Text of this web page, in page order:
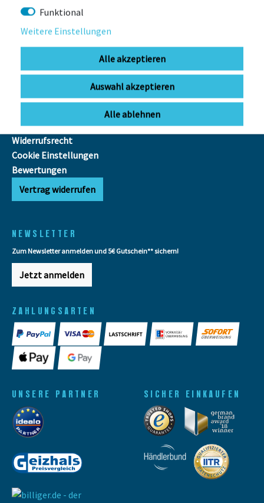
Ausfuhr MwSt.-Erstattung
Batterieentsorgung
AGB
Impressum
Widerrufsrecht
Cookie Einstellungen
Bewertungen
Vertrag widerrufen
NEWSLETTER
Zum Newsletter anmelden und 5€ Gutschein** sichern!
Jetzt anmelden
ZAHLUNGSARTEN
UNSERE PARTNER SICHER EINKAUFEN
Funktional
Weitere Einstellungen
Alle akzeptieren
Auswahl akzeptieren
Alle ablehnen